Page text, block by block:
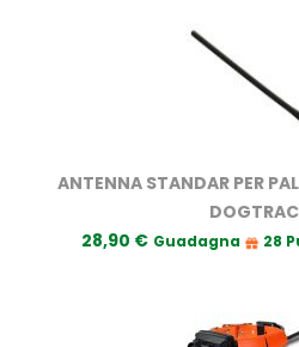
ANTENNA STANDAR PER
28,90 € Guadagna 28